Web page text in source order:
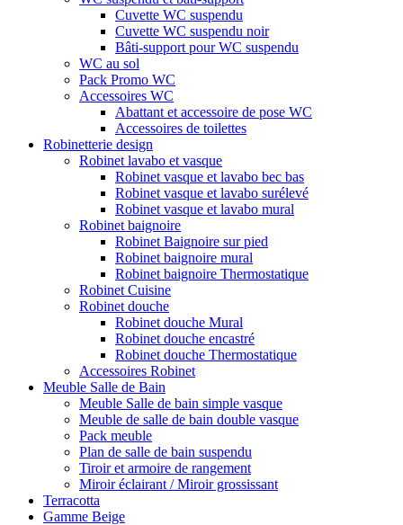
Cuvette WC suspendu
Cuvette WC suspendu noir
Bâti-support pour WC suspendu
WC au sol
Pack Promo WC
Accessoires WC
Abattant et accessoire de pose WC
Accessoires de toilettes
Robinetterie design
Robinet lavabo et vasque
Robinet vasque et lavabo bec bas
Robinet vasque et lavabo surélevé
Robinet vasque et lavabo mural
Robinet baignoire
Robinet Baignoire sur pied
Robinet baignoire mural
Robinet baignoire Thermostatique
Robinet Cuisine
Robinet douche
Robinet douche Mural
Robinet douche encastré
Robinet douche Thermostatique
Accessoires Robinet
Meuble Salle de Bain
Meuble Salle de bain simple vasque
Meuble de salle de bain double vasque
Pack meuble
Plan de salle de bain suspendu
Tiroir et armoire de rangement
Miroir éclairant / Miroir grossissant
Terracotta
Gamme Beige